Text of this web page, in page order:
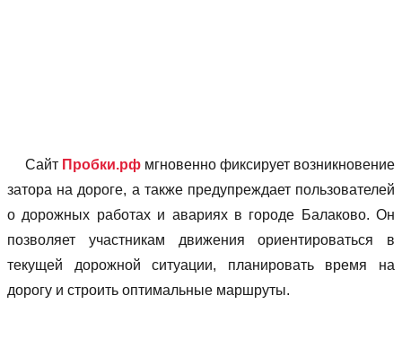
Сайт Пробки.рф мгновенно фиксирует возникновение
затора на дороге, а также предупреждает пользователей
о дорожных работах и авариях в городе Балаково. Он
позволяет учаcтникам движения ориентироваться в
текущей дорожной ситуации, планировать время на
дорогу и строить оптимальные маршруты.